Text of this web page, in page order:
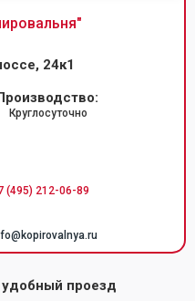
"
24к1
Круглосуточно
(495) 212-06-89
удобный проезд